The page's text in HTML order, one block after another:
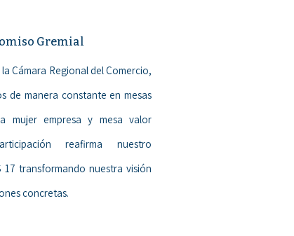
Gremial
Cámara Regional del Comercio,
de manera constante en mesas
mujer empresa y mesa valor
reafirma nuestro
17 transformando nuestra visión
concretas.